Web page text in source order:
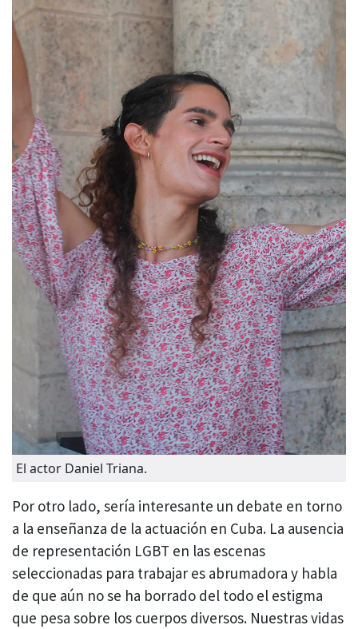
El actor Daniel Triana.
Por otro lado, sería interesante un debate en torno
a la enseñanza de la actuación en Cuba. La ausencia
de representación LGBT en las escenas
seleccionadas para trabajar es abrumadora y habla
de que aún no se ha borrado del todo el estigma
que pesa sobre los cuerpos diversos. Nuestras vidas